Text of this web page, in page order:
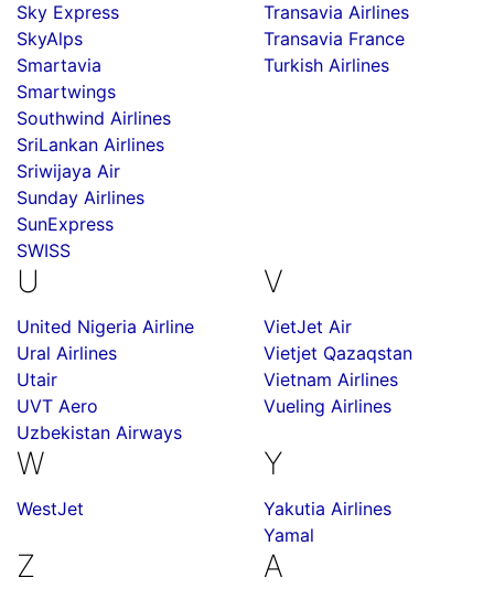
Sky Express
SkyAlps
Smartavia
Smartwings
Southwind Airlines
SriLankan Airlines
Sriwijaya Air
Sunday Airlines
SunExpress
SWISS
Transavia Airlines
Transavia France
Turkish Airlines
U
United Nigeria Airline
Ural Airlines
Utair
UVT Aero
Uzbekistan Airways
V
VietJet Air
Vietjet Qazaqstan
Vietnam Airlines
Vueling Airlines
W
WestJet
Y
Yakutia Airlines
Yamal
Z А